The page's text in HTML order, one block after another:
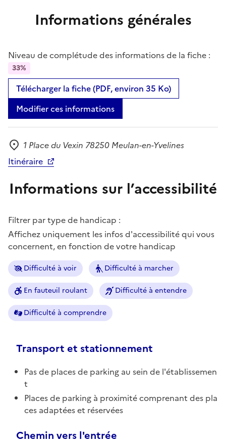
Informations générales
Niveau de complétude des informations de la fiche :
33%
Télécharger la fiche (PDF, environ 35 Ko)
Modifier ces informations
Adresse
1 Place du Vexin 78250 Meulan-en-Yvelines
Itinéraire
Informations sur l’accessibilité
Filtrer par type de handicap :
Affichez uniquement les infos d'accessibilité qui vous
concernent, en fonction de votre handicap
Difficulté à voir Difficulté à marcher
En fauteuil roulant Difficulté à entendre
Difficulté à comprendre
Transport et stationnement
Pas de places de parking au sein de l'établissemen
t
Places de parking à proximité comprenant des pla
ces adaptées et réservées
Chemin vers l'entrée